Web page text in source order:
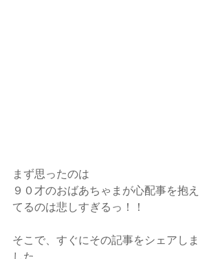
まず思ったのは
９０才のおばあちゃまが心配事を抱え
てるのは悲しすぎるっ！！
そこで、すぐにその記事をシェアしま
した。